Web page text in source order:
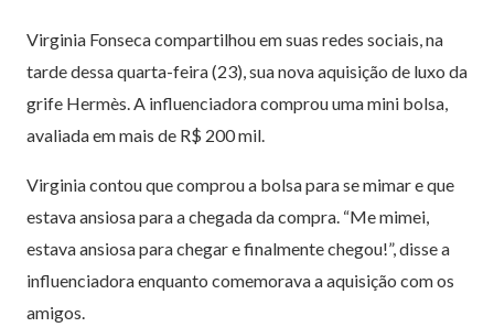
Virginia Fonseca compartilhou em suas redes sociais, na
tarde dessa quarta-feira (23), sua nova aquisição de luxo da
grife Hermès. A influenciadora comprou uma mini bolsa,
avaliada em mais de R$ 200 mil.
Virginia contou que comprou a bolsa para se mimar e que
estava ansiosa para a chegada da compra. “Me mimei,
estava ansiosa para chegar e finalmente chegou!”, disse a
influenciadora enquanto comemorava a aquisição com os
amigos.